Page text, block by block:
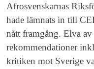
Afrosvenskarnas
hade lämnats in till
nått framgång. Elva
rekommendationer
kritiken mot Sverige